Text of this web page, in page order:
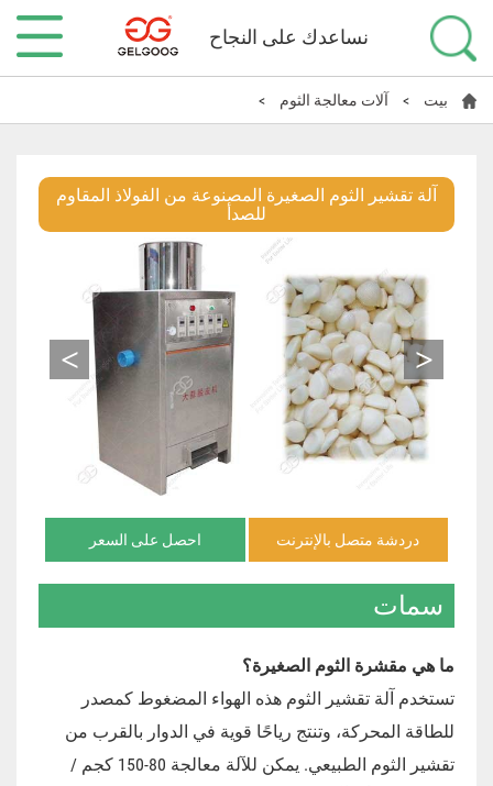
نساعدك على النجاح
بيت > آلات معالجة الثوم >
آلة تقشير الثوم الصغيرة المصنوعة من الفولاذ المقاوم
للصدأ
<
>
دردشة متصل بالإنترنت احصل على السعر
سمات
ما هي مقشرة الثوم الصغيرة؟
تستخدم آلة تقشير الثوم هذه الهواء المضغوط كمصدر
للطاقة المحركة، وتنتج رياحًا قوية في الدوار بالقرب من
تقشير الثوم الطبيعي. يمكن للآلة معالجة 80-150 كجم /